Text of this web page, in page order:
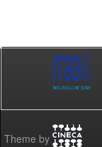
Theme by